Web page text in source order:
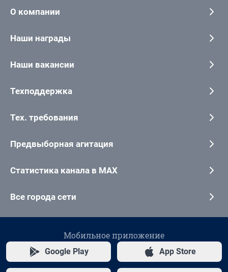
О компании
Наши награды
Наши вакансии
Техподдержка
Тех. требования
Предвыборная агитация
Статистика канала в MAX
Все города сети
Мобильное приложение
Google Play App Store